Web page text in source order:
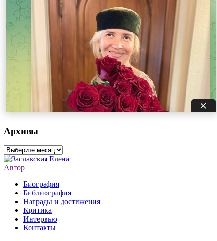
Архивы
Архивы
Автор
Биография
Библиография
Награды и достижения
Критика
Интервью
Контакты